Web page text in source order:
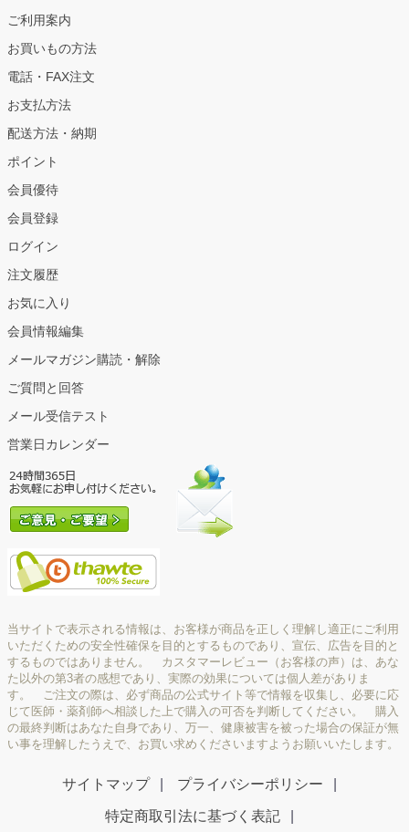
ご利用案内
お買いもの方法
電話・FAX注文
お支払方法
配送方法・納期
ポイント
会員優待
会員登録
ログイン
注文履歴
お気に入り
会員情報編集
メールマガジン購読・解除
ご質問と回答
メール受信テスト
営業日カレンダー
当サイトで表示される情報は、お客様が商品を正しく理解し適正にご利用
いただくための安全性確保を目的とするものであり、宣伝、広告を目的と
するものではありません。 カスタマーレビュー（お客様の声）は、あな
た以外の第3者の感想であり、実際の効果については個人差がありま
す。 ご注文の際は、必ず商品の公式サイト等で情報を収集し、必要に応
じて医師・薬剤師へ相談した上で購入の可否を判断してください。 購入
の最終判断はあなた自身であり、万一、健康被害を被った場合の保証が無
い事を理解したうえで、お買い求めくださいますようお願いいたします。
サイトマップ プライバシーポリシー
特定商取引法に基づく表記